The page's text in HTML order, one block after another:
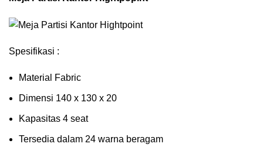
Spesifikasi :
Material Fabric
Dimensi 140 x 130 x 20
Kapasitas 4 seat
Tersedia dalam 24 warna beragam